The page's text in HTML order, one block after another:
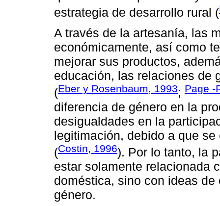
estrategia de desarrollo rural (
A través de la artesanía, las
económicamente, así como
mejorar sus productos,
educación, las relaciones de
(Eber y Rosenbaum, 1993; Page -
diferencia de género en la
desigualdades en la
legitimación, debido a que
(Costin, 1996). Por lo tanto, la
estar solamente relacionada
doméstica, sino con ideas
género.